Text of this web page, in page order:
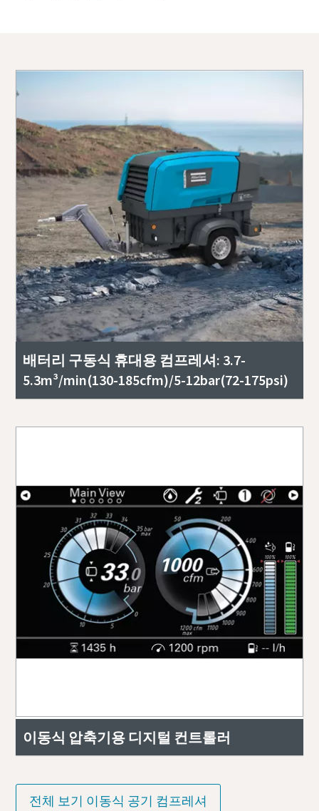
배터리 구동식 휴대용 컴프레셔: 3.7-
5.3m³/min(130-185cfm)/5-12bar(72-175psi)
이동식 압축기용 디지털 컨트롤러
전체 보기 이동식 공기 컴프레셔